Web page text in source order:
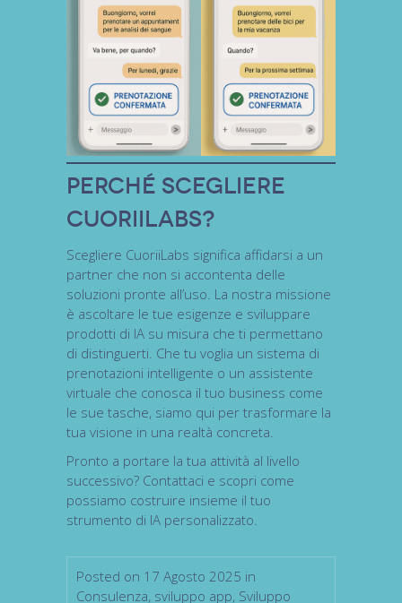
Perché scegliere
CuoriiLabs?
Scegliere CuoriiLabs significa affidarsi a un
partner che non si accontenta delle
soluzioni pronte all’uso. La nostra missione
è ascoltare le tue esigenze e sviluppare
prodotti di IA su misura che ti permettano
di distinguerti. Che tu voglia un sistema di
prenotazioni intelligente o un assistente
virtuale che conosca il tuo business come
le sue tasche, siamo qui per trasformare la
tua visione in una realtà concreta.
Pronto a portare la tua attività al livello
successivo? Contattaci e scopri come
possiamo costruire insieme il tuo
strumento di IA personalizzato.
Posted on 17 Agosto 2025 in
Consulenza, sviluppo app, Sviluppo